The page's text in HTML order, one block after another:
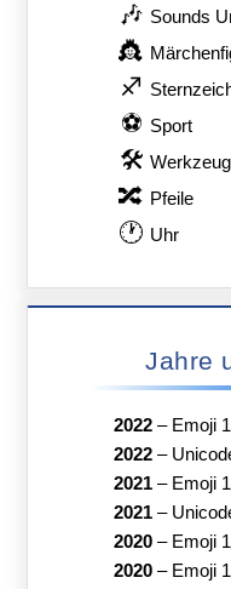
🎶 Sounds
👸
♐
⚽ Sport
🛠
🔀 Pfeile
🕐 Uhr
Jahre
2022– Emoji
2022–
2021– Emoji
2021–
2020– Emoji
2020– Emoji